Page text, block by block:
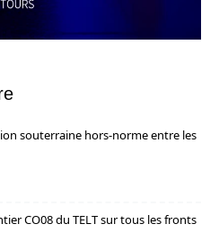
souterraine hors-norme entre les
CO08 du TELT sur tous les fronts